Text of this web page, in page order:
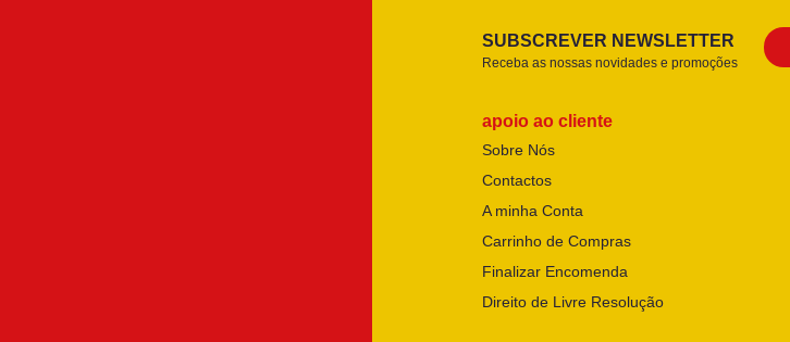
SUBSCREVER NEWSLETTER
Receba as nossas novidades e promoções
apoio ao cliente
Sobre Nós
Contactos
A minha Conta
Carrinho de Compras
Finalizar Encomenda
Direito de Livre Resolução